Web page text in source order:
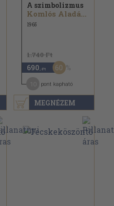
MEGNÉZEM
A szimbolizmus
Komlós Aladár...
1965
1.740 Ft
690 ,-Ft 60
pont kapható